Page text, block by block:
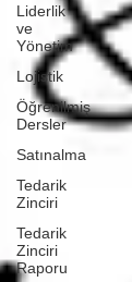
Liderlik
ve
Yönetim
Lojistik
Öğrenilmiş
Dersler
Satınalma
Tedarik
Zinciri
Tedarik
Zinciri
Raporu